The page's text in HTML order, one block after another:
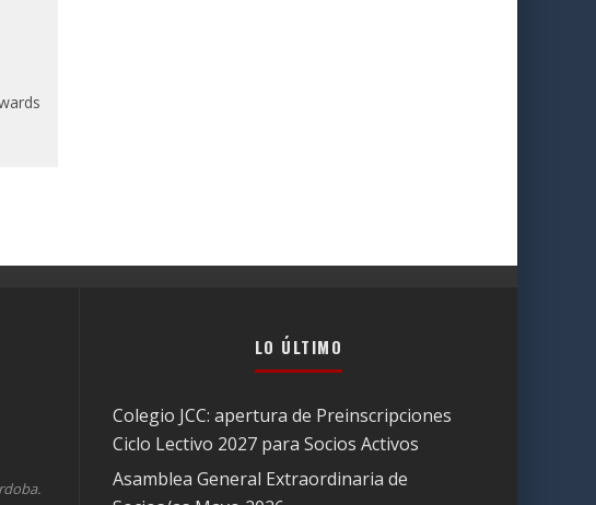
LO ÚLTIMO
Colegio JCC: apertura de Preinscripciones
Ciclo Lectivo 2027 para Socios Activos
Asamblea General Extraordinaria de